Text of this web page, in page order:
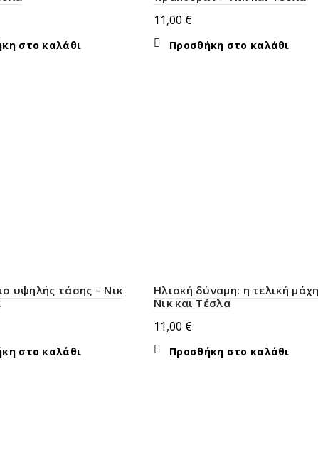
στο καλάθι
11,00 €
Προσθήκη στο καλάθι
υψηλής τάσης – Νικ
στο καλάθι
Ηλιακή δύναμη: η τελική
Νικ και Τέσλα
11,00 €
Προσθήκη στο καλάθι